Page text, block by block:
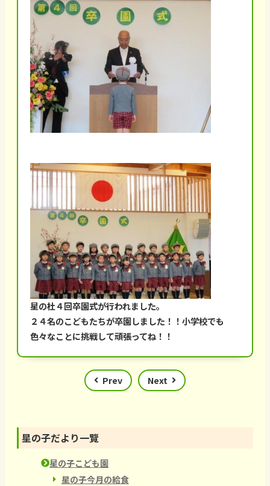
星の杜４回卒園式が行われました。
２４名のこどもたちが卒園しました！！小学校でも
色々なことに挑戦して頑張ってね！！
Prev Next
星の子だより一覽
星の子こども園
星の子今月の給食